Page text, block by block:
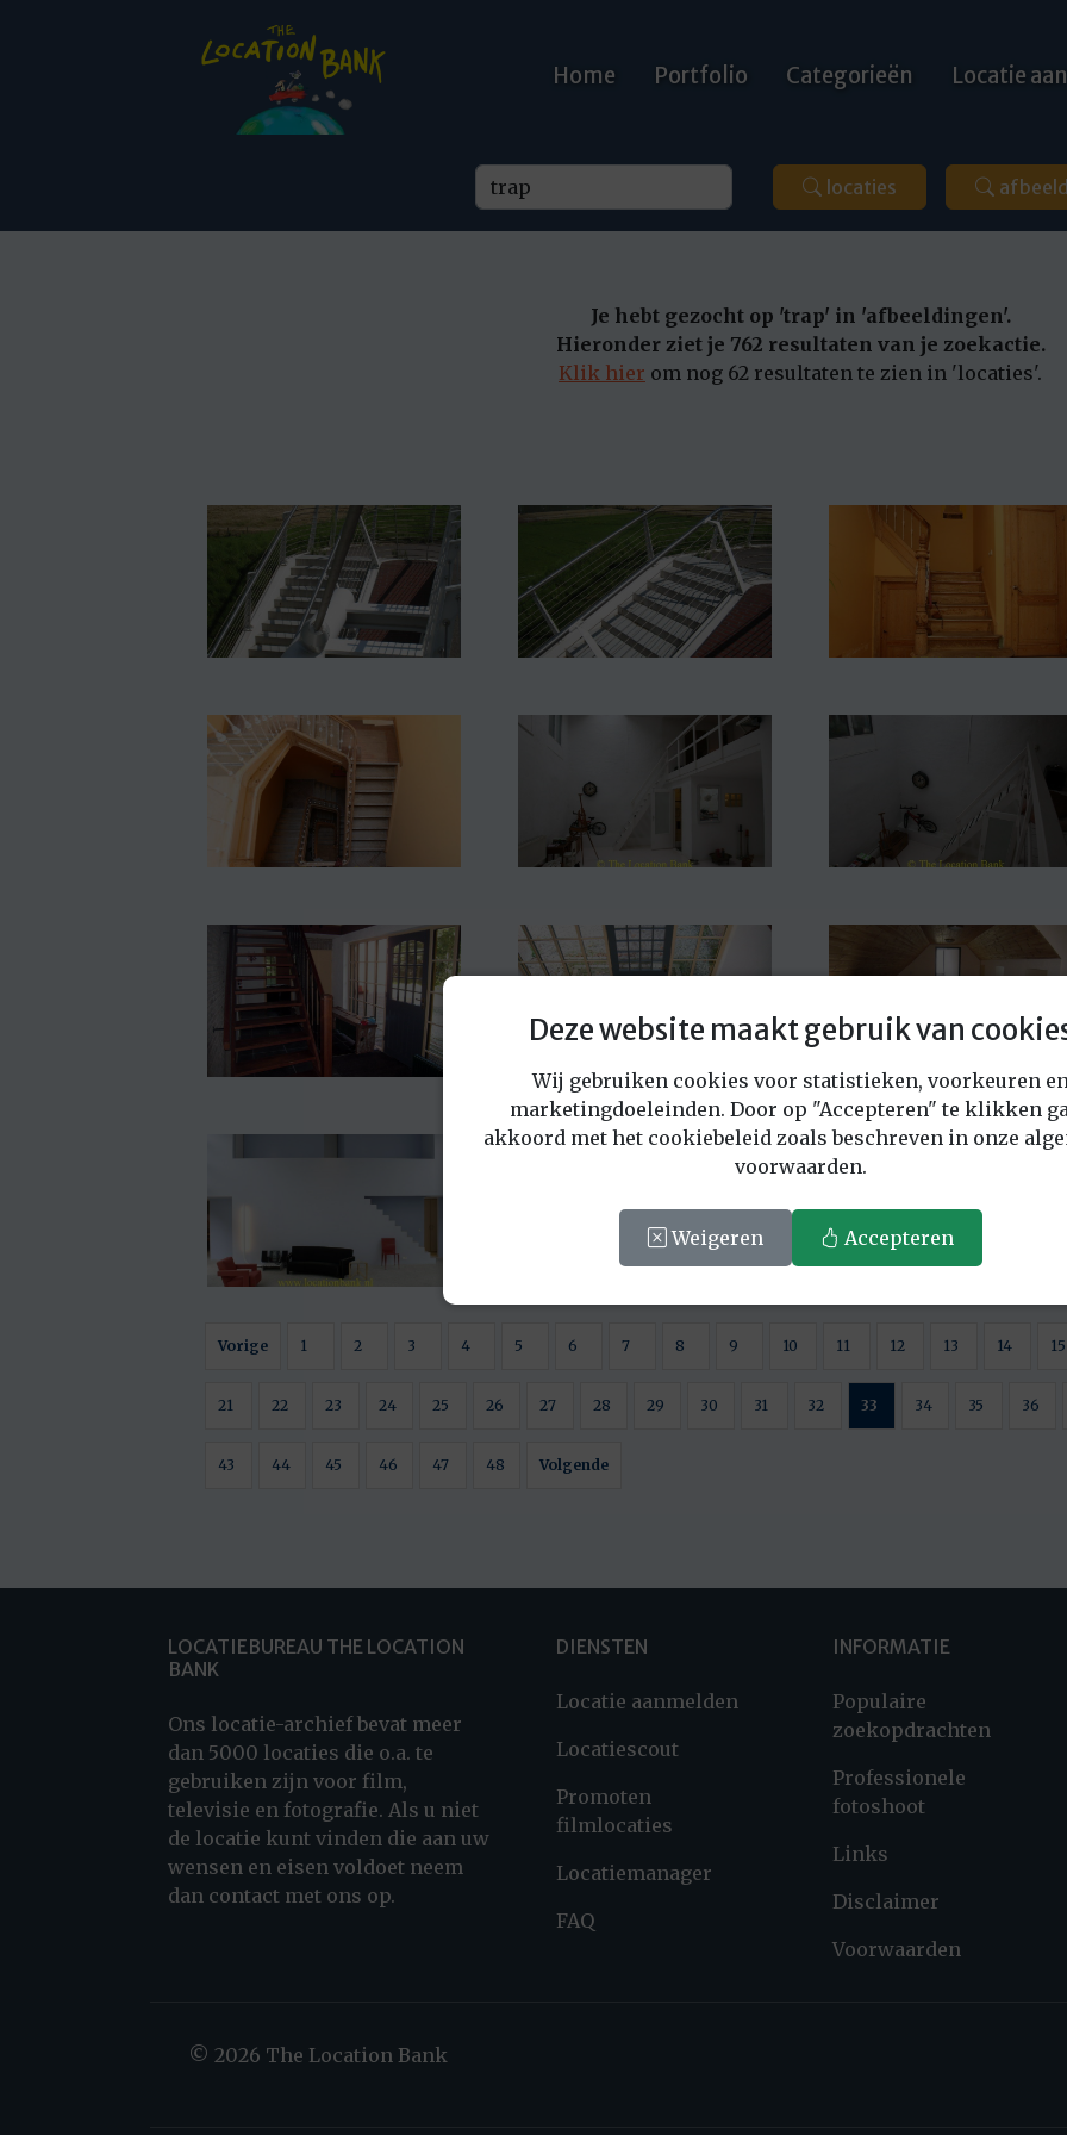
Home Portfolio Categorieën Locatie
locaties
Je hebt gezocht op 'trap' in 'afbeeldingen'.
Hieronder ziet je 762 resultaten van je zoekactie.
Klik hier om nog 62 resultaten te zien in 'locaties'.
Vorige 1 2 3 4 5 6 7 8 9 10 11 12 13 14 15
21 22 23 24 25 26 27 28 29 30 31 32 33 34 35 36
43 44 45 46 47 48 Volgende
LOCATIEBUREAU THE LOCATION
BANK
Ons locatie-archief bevat meer
dan 5000 locaties die o.a. te
gebruiken zijn voor film,
televisie en fotografie. Als u niet
de locatie kunt vinden die aan uw
wensen en eisen voldoet neem
dan contact met ons op.
DIENSTEN
Locatie aanmelden
Locatiescout
Promoten
filmlocaties
Locatiemanager
FAQ
INFORMATIE
Populaire
zoekopdrachten
Professionele
fotoshoot
Links
Disclaimer
Voorwaarden
© 2026 The Location Bank
Deze website maakt gebruik van
Wij gebruiken cookies voor statistieken, voorkeuren
marketingdoeleinden. Door op "Accepteren" te klikken
akkoord met het cookiebeleid zoals beschreven in onze
voorwaarden.
Weigeren Accepteren